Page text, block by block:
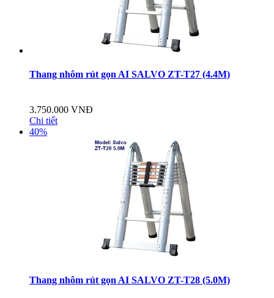
Thang nhôm rút gọn AI SALVO ZT-T27 (4.4M)
3.750.000 VNĐ
Chi tiết
40%
Thang nhôm rút gọn AI SALVO ZT-T28 (5.0M)